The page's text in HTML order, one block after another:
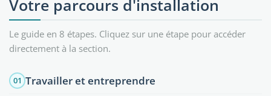
Votre parcours d'installation
Le guide en 8 étapes. Cliquez sur une étape pour accéder
directement à la section.
01 Travailler et entreprendre